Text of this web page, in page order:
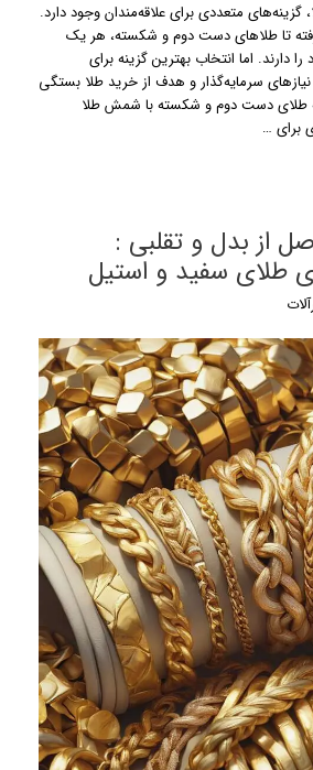
گزینه‌های متعددی برای علاقه‌مندان وجود دارد.
تا طلاهای دست دوم و شکسته، هر یک
دارند. اما انتخاب بهترین گزینه برای
نیازهای سرمایه‌گذار و هدف از خرید طلا بستگی
طلای دست دوم و شکسته با شمش طلا
برای …
از بدل و تقلبی :
طلای سفید و استیل